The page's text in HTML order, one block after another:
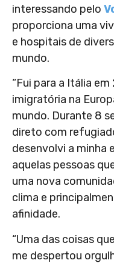
interessando pelo
proporciona uma
e hospitais de
mundo.
“Fui para a Itália
imigratória na
mundo. Durante 8
direto com
desenvolvi a minha
aquelas pessoas
uma nova
clima e
afinidade.
“Uma das coisas
me despertou